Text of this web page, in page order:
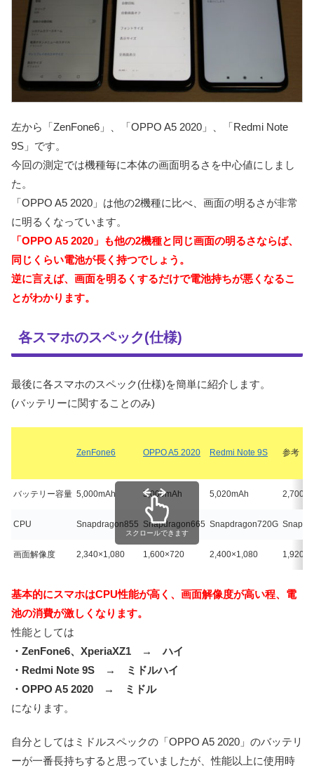
左から「ZenFone6」、「OPPO A5 2020」、「Redmi Note
9S」です。
今回の測定では機種毎に本体の画面明るさを中心値にしまし
た。
「OPPO A5 2020」は他の2機種に比べ、画面の明るさが非常
に明るくなっています。
「OPPO A5 2020」も他の2機種と同じ画面の明るさならば、
同じくらい電池が長く持つでしょう。
逆に言えば、画面を明るくするだけで電池持ちが悪くなるこ
とがわかります。
各スマホのスペック(仕様)
最後に各スマホのスペック(仕様)を簡単に紹介します。
(バッテリーに関することのみ)
ZenFone6 OPPO A5 2020 Redmi Note 9S 参考：
バッテリー容量 5,000mAh 5,000mAh 5,020mAh
CPU Snapdragon855 Snapdragon665 Snapdragon720G
画面解像度 2,340×1,080 1,600×720 2,400×1,080
スクロールできます
基本的にスマホはCPU性能が高く、画面解像度が高い程、電
池の消費が激しくなります。
性能としては
・ZenFone6、XperiaXZ1 → ハイ
・Redmi Note 9S → ミドルハイ
・OPPO A5 2020 → ミドル
になります。
自分としてはミドルスペックの「OPPO A5 2020」のバッテリ
ーが一番長持ちすると思っていましたが、性能以上に使用時